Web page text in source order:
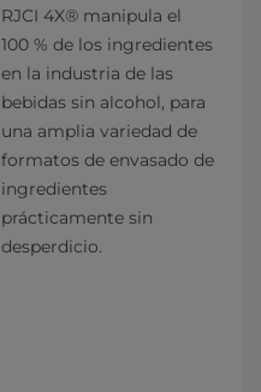
RJCI 4X® manipula el
100 % de los ingredientes
en la industria de las
bebidas sin alcohol, para
una amplia variedad de
formatos de envasado de
ingredientes
prácticamente sin
desperdicio.